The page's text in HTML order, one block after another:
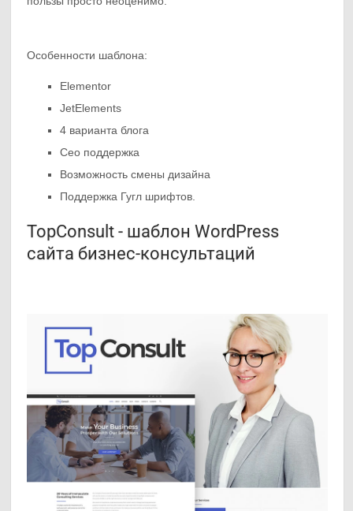
Особенности шаблона:
Elementor
JetElements
4 варианта блога
Сео поддержка
Возможность смены дизайна
Поддержка Гугл шрифтов.
TopConsult - шаблон WordPress
сайта бизнес-консультаций